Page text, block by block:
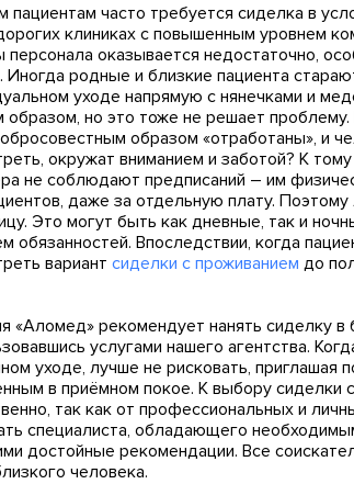
пациентам часто требуется сиделка в
клиниках с повышенным уровнем
персонала оказывается недостаточно,
Иногда родные и близкие пациента
уходе напрямую с нянечками и
образом, но это тоже не решает проблему.
образом «отработаны», и
окружат вниманием и заботой? К
не соблюдают предписаний – им
даже за отдельную плату.
Это могут быть как дневные, так и
обязанностей. Впоследствии, когда
вариант сиделки с проживанием до
«Аломед» рекомендует нанять сиделку
услугами нашего агентства.
уходе, лучше не рисковать, приглашая
в приёмном покое. К выбору сиделки
так как от профессиональных и
специалиста, обладающего
достойные рекомендации. Все
человека.